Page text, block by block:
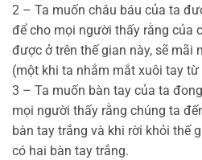
2 – Ta muốn châu báu của ta
để cho mọi người thấy rằng của
được ở trên thế gian này, sẽ mãi
(một khi ta nhắm mắt xuôi tay
3 – Ta muốn bàn tay của ta
mọi người thấy rằng chúng ta
bàn tay trắng và khi rời khỏi thế
có hai bàn tay trắng.